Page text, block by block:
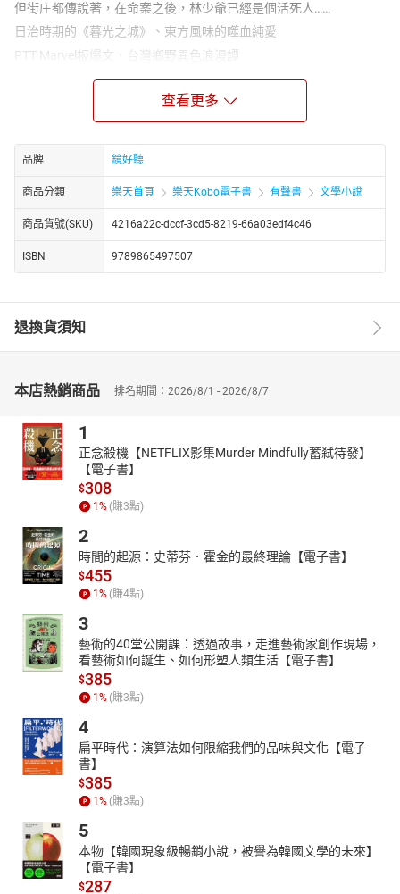
但街庄都傳說著，在命案之後，林少爺已經是個活死人……
日治時期的《暮光之城》、東方風味的噬血純愛
PTT Marvel板爆文，台灣鄉野異色浪漫譚
牡丹早年喪母，父親又好賭，她和祖母共同咬牙撐持著生計、並以
長姊的身分照顧著幼弟。早到適婚年齡的她，雖然對愛情有著憧
憬、也接受了讓生活熄滅這小小憧憬，卻從未想過自己的婚姻竟是
林家原本是個望族，在十年前發生了滅門血案後，僅剩公子林春生
「其實我要出嫁了，但我從沒見過未婚夫。」牡丹幽幽地說。
「是嗎？或許在什麼地方見過呢？」男子歪著頭問。
「若對方能跟您一樣是個好人就好了。」牡丹對男子無奈笑著。
「會的。」男子對牡丹點點頭，「一定會的。」
然因此放下了心防，她卻發現春生行事神祕，似乎有些什麼無法對
她言說的事。另一方面，春生的確瞞著牡丹暗中行動——一切都與十
----------
錄製單位：鏡好聽團隊
【作者簡介】
陳乃雄
批踢踢Marvel板屢屢爆文大手，獨立樂團胭脂虎吉他手／主唱。
美學、重新建立歷史表象的同時，找回台灣人對本土文化的認同。
【主播簡介】
何維安
案，因喜歡聲音表演進而跨足有聲書主播領域。在鏡好聽的有聲書
作品有《我們不能是朋友》（鏡文學）、《牡丹》（鏡文學）。
查看更多
品牌 鏡好聽
商品分類 樂天首頁 樂天Kobo電子書 有聲書 文學小說
商品貨號(SKU) 4216a22c-dccf-3cd5-8219-66a03edf4c46
ISBN 9789865497507
退換貨須知
本店熱銷商品 排名期間：2026/8/1 - 2026/8/7
1
正念殺機【NETFLIX影集Murder Mindfully蓄弒待發】
【電子書】
$308
1 % (賺3點)
2
時間的起源：史蒂芬．霍金的最終理論【電子書】
$455
1 % (賺4點)
3
藝術的40堂公開課：透過故事，走進藝術家創作現場，
看藝術如何誕生、如何形塑人類生活【電子書】
$385
1 % (賺3點)
4
扁平時代：演算法如何限縮我們的品味與文化【電子
書】
$385
1 % (賺3點)
5
本物【韓國現象級暢銷小說，被譽為韓國文學的未來】
【電子書】
$287